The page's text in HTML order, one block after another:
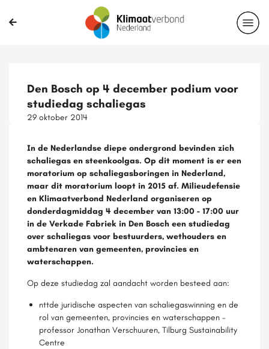
Den Bosch op 4 december podium voor
studiedag schaliegas
29 oktober 2014
In de Nederlandse diepe ondergrond bevinden zich
schaliegas en steenkoolgas. Op dit moment is er een
moratorium op schaliegasboringen in Nederland,
maar dit moratorium loopt in 2015 af. Milieudefensie
en Klimaatverbond Nederland organiseren op
donderdagmiddag 4 december van 13:00 - 17:00 uur
in de Verkade Fabriek in Den Bosch een studiedag
over schaliegas voor bestuurders, wethouders en
ambtenaren van gemeenten, provincies en
waterschappen.
Op deze studiedag zal aandacht worden besteed aan:
nttde juridische aspecten van schaliegaswinning en de
rol van gemeenten, provincies en waterschappen –
professor Jonathan Verschuuren, Tilburg Sustainability
Centre